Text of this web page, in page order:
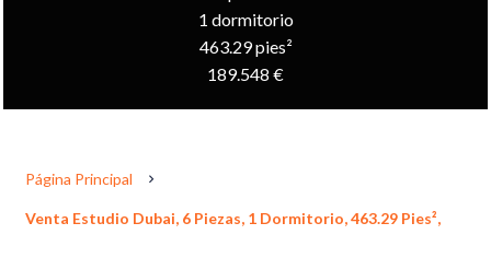
1 dormitorio
463.29 pies²
189.548 €
Página Principal
Venta Estudio Dubai, 6 Piezas, 1 Dormitorio, 463.29 Pies²,